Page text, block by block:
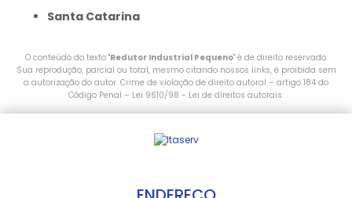
Santa Catarina
O conteúdo do texto "Redutor Industrial Pequeno" é de direito reservado.
Sua reprodução, parcial ou total, mesmo citando nossos links, é proibida sem
a autorização do autor. Crime de violação de direito autoral – artigo 184 do
Código Penal – Lei 9610/98 - Lei de direitos autorais.